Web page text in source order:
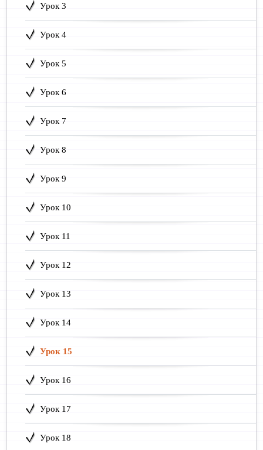
Урок 3
Урок 4
Урок 5
Урок 6
Урок 7
Урок 8
Урок 9
Урок 10
Урок 11
Урок 12
Урок 13
Урок 14
Урок 15
Урок 16
Урок 17
Урок 18